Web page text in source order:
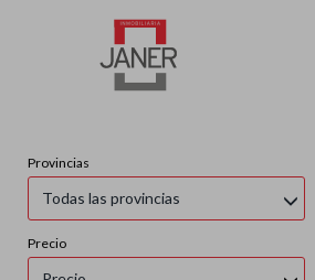
Provincias
Todas las provincias
Precio